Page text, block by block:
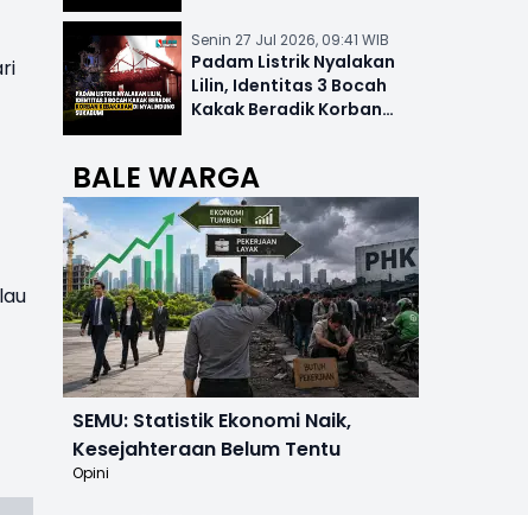
Senin 27 Jul 2026, 09:41 WIB
Padam Listrik Nyalakan
Lilin, Identitas 3 Bocah
Kakak Beradik Korban
BALE WARGA
SEMU: Statistik Ekonomi Naik,
Kesejahteraan Belum Tentu
Opini